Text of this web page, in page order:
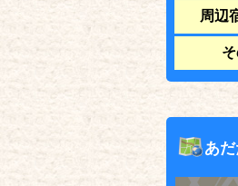
周辺
あ